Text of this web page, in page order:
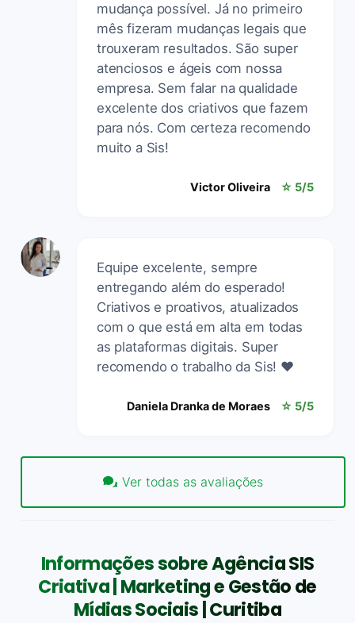
mudança possível. Já no primeiro
mês fizeram mudanças legais que
trouxeram resultados. São super
atenciosos e ágeis com nossa
empresa. Sem falar na qualidade
excelente dos criativos que fazem
para nós. Com certeza recomendo
muito a Sis!
Victor Oliveira ☆ 5/5
Equipe excelente, sempre
entregando além do esperado!
Criativos e proativos, atualizados
com o que está em alta em todas
as plataformas digitais. Super
recomendo o trabalho da Sis! ❤️
Daniela Dranka de Moraes ☆ 5/5
Ver todas as avaliações
Informações sobre Agência SIS
Criativa | Marketing e Gestão de
Mídias Sociais | Curitiba